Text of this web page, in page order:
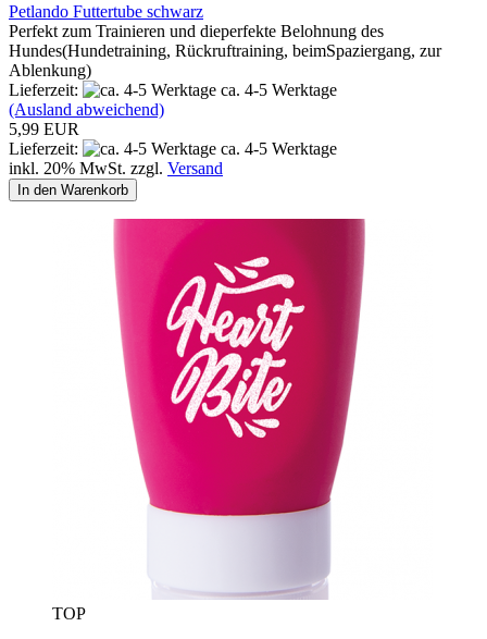
Petlando Futtertube schwarz
Perfekt zum Trainieren und dieperfekte Belohnung des
Hundes(Hundetraining, Rückruftraining, beimSpaziergang, zur
Ablenkung)
Lieferzeit:
ca. 4-5 Werktage
(Ausland abweichend)
5,99 EUR
Lieferzeit:
ca. 4-5 Werktage
inkl. 20% MwSt. zzgl. Versand
In den Warenkorb
TOP